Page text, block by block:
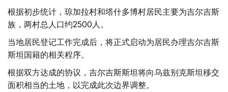
根据初步统计，琼加拉村和塔什多博村居民主要为吉尔吉斯
族，两村总人口约2500人。
当地居民登记工作完成后，将正式启动为居民办理吉尔吉斯
斯坦国籍的相关程序。
根据双方达成的协议，吉尔吉斯斯坦将向乌兹别克斯坦移交
面积相当的土地，以完成此次边界调整。